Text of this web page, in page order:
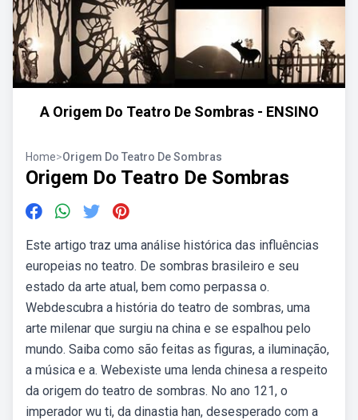
A Origem Do Teatro De Sombras - ENSINO
Home>Origem Do Teatro De Sombras
Origem Do Teatro De Sombras
Este artigo traz uma análise histórica das influências
europeias no teatro. De sombras brasileiro e seu
estado da arte atual, bem como perpassa o.
Webdescubra a história do teatro de sombras, uma
arte milenar que surgiu na china e se espalhou pelo
mundo. Saiba como são feitas as figuras, a iluminação,
a música e a. Webexiste uma lenda chinesa a respeito
da origem do teatro de sombras. No ano 121, o
imperador wu ti, da dinastia han, desesperado com a